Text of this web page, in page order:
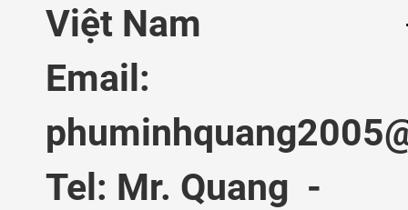
Việt Nam
Email:
Tel: Mr. Quang -